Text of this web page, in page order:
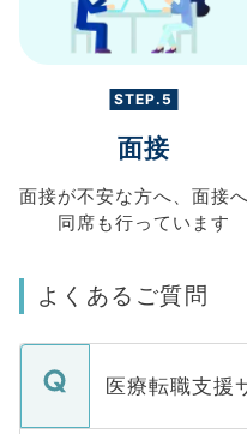
STEP.5
面接
面接が不安な方へ、 面接
同席も行っています
よくあるご質問
医療転職支援